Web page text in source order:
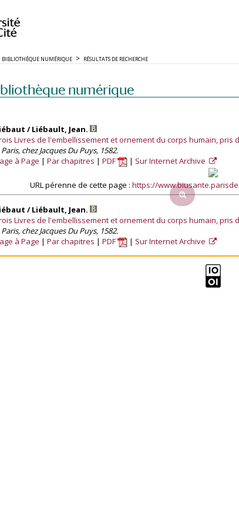
BIBLIOTHÈQUE NUMÉRIQUE RÉSULTATS DE RECHERCHE
numérique
/ Liébault, Jean.
Livres de l'embellissement et ornement du corps humain, pris
chez Jacques Du Puys, 1582.
à Page
Par chapitres PDF Sur Internet Archive
URL pérenne de cette page : https://
/ Liébault, Jean.
Livres de l'embellissement et ornement du corps humain, pris
chez Jacques Du Puys, 1582.
à Page
Par chapitres PDF Sur Internet Archive